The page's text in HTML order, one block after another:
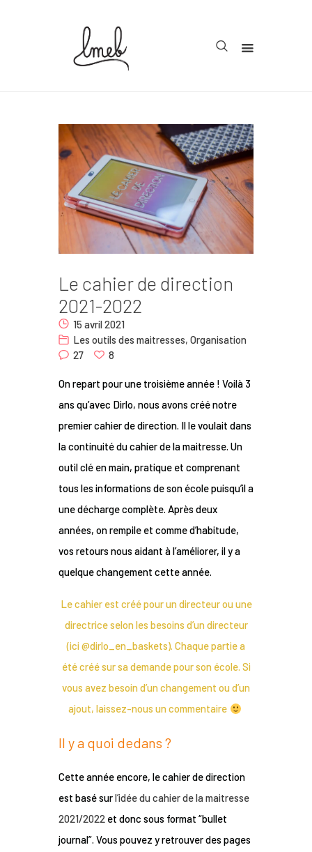
Organisation
La communauté
Contact
Le cahier de direction
2021-2022
15 avril 2021
Les outils des maitresses, Organisation
27
8
On repart pour une troisième année ! Voilà 3
ans qu’avec Dirlo, nous avons créé notre
premier cahier de direction. Il le voulait dans
la continuité du cahier de la maitresse. Un
outil clé en main, pratique et comprenant
tous les informations de son école puisqu’il a
une décharge complète. Après deux
années, on rempile et comme d’habitude,
vos retours nous aidant à l’améliorer, il y a
quelque changement cette année.
Le cahier est créé pour un directeur ou une
directrice selon les besoins d’un directeur
(ici @dirlo_en_baskets). Chaque partie a
été créé sur sa demande pour son école. Si
vous avez besoin d’un changement ou d’un
ajout, laissez-nous un commentaire
Il y a quoi dedans ?
Cette année encore, le cahier de direction
est basé surl’idée du cahier de la maitresse
2021/2022 et donc sous format “bullet
journal”. Vous pouvez y retrouver des pages